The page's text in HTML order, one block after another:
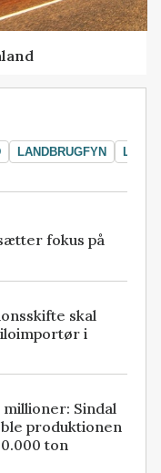
LANDBRUGFYN
fokus på
skal
i
millioner: Sindal
produktionen
ton